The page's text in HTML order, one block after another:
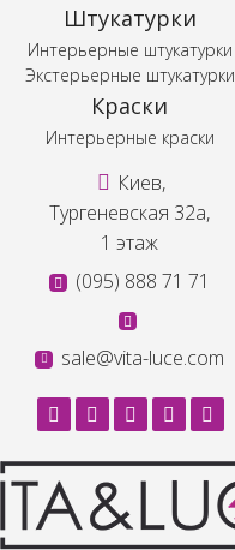
Штукатурки
Интерьерные штукатурки
Экстерьерные штукатурки
Краски
Интерьерные краски
Киев,
Тургеневская 32а,
1 этаж
(095) 888 71 71
sale@vita-luce.com